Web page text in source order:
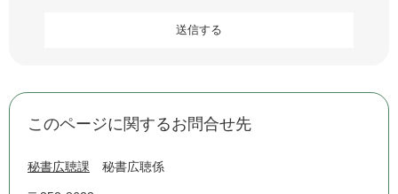
このページに関するお問合せ先
秘書広聴課 秘書広聴係